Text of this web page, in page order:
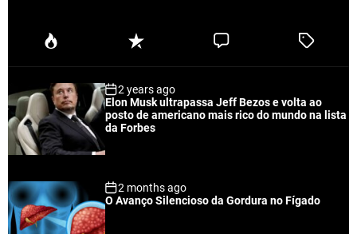
P
u
a
r
R
e
n
t
C
e
T
e
2 years ago
Elon Musk ultrapassa Jeff Bezos e volta ao
posto de americano mais rico do mundo na lista
da Forbes
2 months ago
O Avanço Silencioso da Gordura no Fígado